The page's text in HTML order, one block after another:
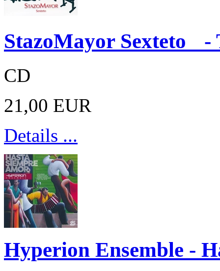
StazoMayor Sexteto -
CD
21,00 EUR
Details ...
Hyperion Ensemble -